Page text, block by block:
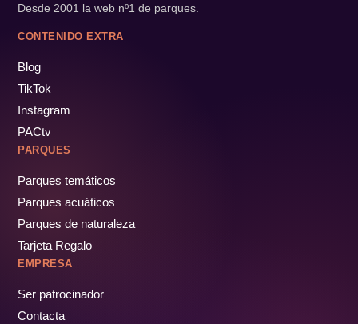
Desde 2001 la web nº1 de parques.
CONTENIDO EXTRA
Blog
TikTok
Instagram
PACtv
PARQUES
Parques temáticos
Parques acuáticos
Parques de naturaleza
Tarjeta Regalo
EMPRESA
Ser patrocinador
Contacta